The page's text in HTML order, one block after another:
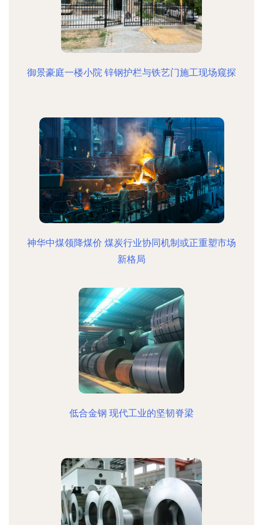
御景豪庭一楼小院 锌钢护栏与铁艺门施工现场窥探
神华中煤领降煤价 煤炭行业协同机制或正重塑市场
新格局
低合金钢 现代工业的坚韧脊梁